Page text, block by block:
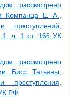
рассмотрено
Компанца Е. А.,
преступлений,
ч. 1 ст. 166 УК
рассмотрено
Бисс Татьяны,
преступления,
РФ